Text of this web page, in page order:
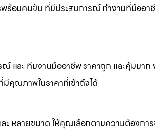
พร้อมคนขับ ที่มีประสบการณ์ ทำงานที่มืออา
และ ทีมงานมืออาชีพ ราคาถูก และคุ้มมาก
มีคุณภาพในราคาที่เข้าถึงได้
ะ หลายขนาด ให้คุณเลือกตามความต้องกา